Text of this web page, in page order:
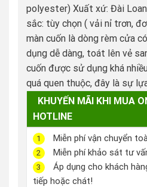
polyester) Xuất xứ: Đài
sắc: tùy chọn ( vải nỉ trơn,
màn cuốn là dòng rèm cửa
dụng dễ dàng, toát lên vẻ
cuốn được sử dụng khá
quá quen thuộc, đây là sự
KHUYẾN MÃI KHI MUA
HOTLINE
1 Miễn phí vận chuyển
2 Miễn phí khảo sát tư
3
Áp dụng cho khách
tiếp hoặc chát!